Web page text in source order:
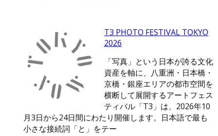
T3 PHOTO FESTIVAL TOKYO
2026
「写真」という日本が誇る文化
資産を軸に、八重洲・日本橋・
京橋・銀座エリアの都市空間を
横断して展開するアートフェス
ティバル「T3」は、2026年10
月3日から24日間にわたり開催します。日本語で最も
小さな接続詞「と」をテー